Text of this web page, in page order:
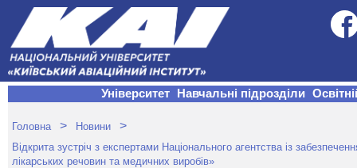
Університет Навчальні підрозділи
Головна > Новини >
Відкрита зустріч з експертами Національного агентства із
лікарських речовин та медичних виробів»